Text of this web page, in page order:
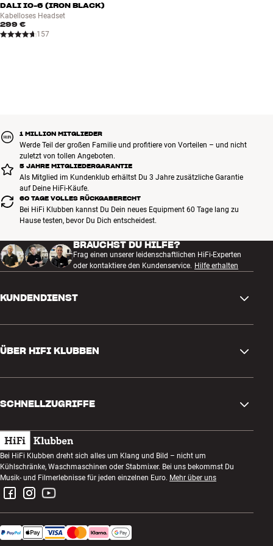
Tragetasche mitgeliefert
Schaltet sich automatisch ein und aus
Staub- und wasserabweisendes Design (IP52 zertifiziert)*
DALI IO-6 (IRON BLACK)
Kabelloses Headset
299 €
157
1 MILLION MITGLIEDER
Werde Teil der großen Familie und profitiere von Vorteilen – und nicht
zuletzt von tollen Angeboten.
5 JAHRE MITGLIEDERGARANTIE
Als Mitglied im Kundenklub erhältst Du 3 Jahre zusätzliche Garantie
auf Deine HiFi-Käufe.
60 TAGE VOLLES RÜCKGABERECHT
Bei HiFi Klubben kannst Du Dein neues Equipment 60 Tage lang zu
Hause testen, bevor Du Dich entscheidest.
BRAUCHST DU HILFE?
Frag einen unserer leidenschaftlichen HiFi-Experten
oder kontaktiere den Kundenservice. Hilfe erhalten
KUNDENDIENST
Fragen und Antworten
Rückgabe und Reklamation
Bestellung widerrufen
AGB
Datenschutzerklärung
Impressum
ÜBER HIFI KLUBBEN
Über uns
Kundenklub
Abend zum Zuhören
Wettbewerbe
Jobs bei HiFi Klubben
SCHNELLZUGRIFFE
Geschenkkarte
Bauen mit Klang
Montage und Installation
Rückgabe von Elektroschrott
Bei HiFi Klubben dreht sich alles um Klang und Bild – nicht um
Kühlschränke, Waschmaschinen oder Stabmixer. Bei uns bekommst Du
Musik- und Filmerlebnisse für jeden einzelnen Euro. Mehr über uns